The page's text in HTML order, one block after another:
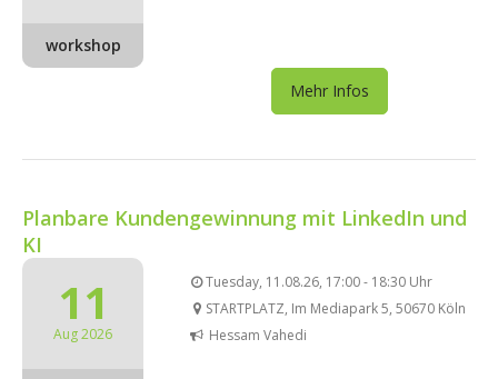
workshop
Mehr Infos
Planbare Kundengewinnung mit LinkedIn und
KI
11
Aug 2026
Tuesday, 11.08.26, 17:00 - 18:30 Uhr
STARTPLATZ, Im Mediapark 5, 50670 Köln
Hessam Vahedi